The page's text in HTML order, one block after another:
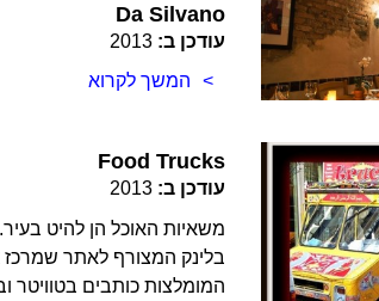
Da Silvano
עודכן ב: 2013
המשך לקרוא
Food Trucks
עודכן ב: 2013
משאיות האוכל הן להיט
בלינק המצורף לאתר שמרכז
המומלצות כותבים בטוויטר